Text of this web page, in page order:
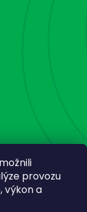
provozu
výkon a